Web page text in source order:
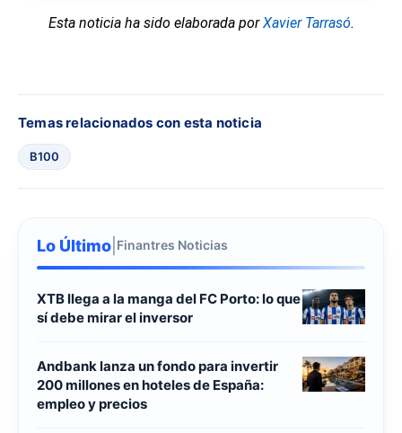
Esta noticia ha sido elaborada porXavier Tarrasó.
Temas relacionados con esta noticia
B100
Lo Último Finantres Noticias
XTB llega a la manga del FC Porto: lo que
sí debe mirar el inversor
Andbank lanza un fondo para invertir
200 millones en hoteles de España:
empleo y precios